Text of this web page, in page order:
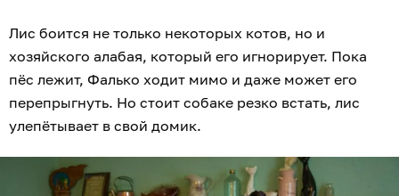
Лис боится не только некоторых котов, но и
хозяйского алабая, который его игнорирует. Пока
пёс лежит, Фалько ходит мимо и даже может его
перепрыгнуть. Но стоит собаке резко встать, лис
улепётывает в свой домик.